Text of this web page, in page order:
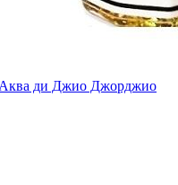
ди Джио Джорджио